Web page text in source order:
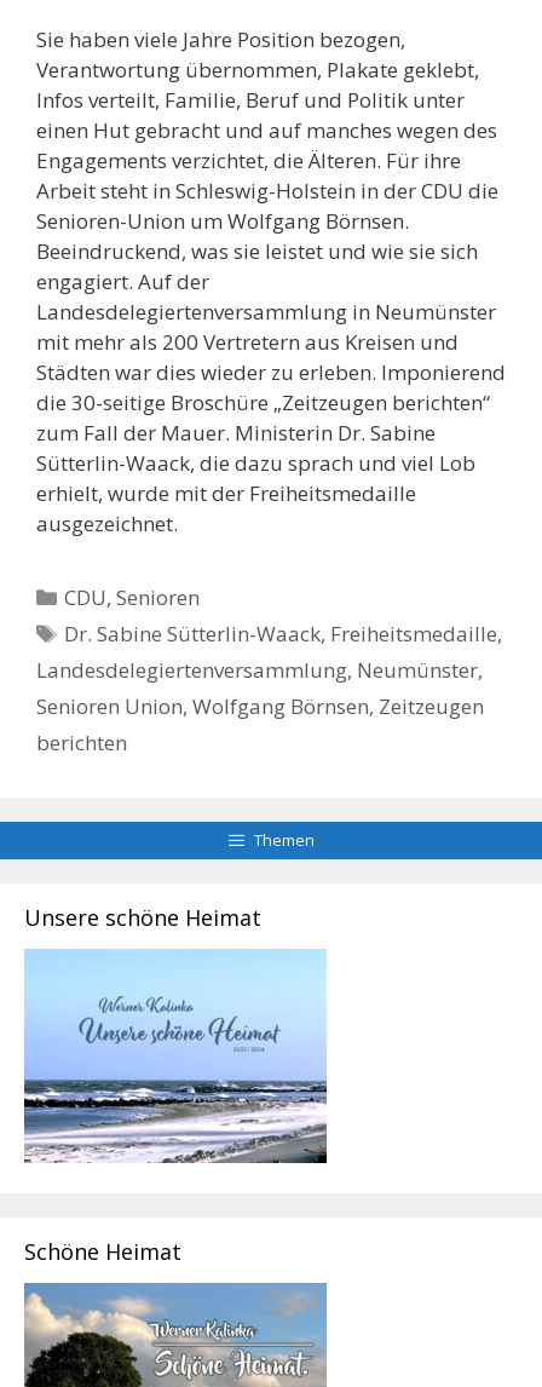
Sie haben viele Jahre Position bezogen,
Verantwortung übernommen, Plakate geklebt,
Infos verteilt, Familie, Beruf und Politik unter
einen Hut gebracht und auf manches wegen des
Engagements verzichtet, die Älteren. Für ihre
Arbeit steht in Schleswig-Holstein in der CDU die
Senioren-Union um Wolfgang Börnsen.
Beeindruckend, was sie leistet und wie sie sich
engagiert. Auf der
Landesdelegiertenversammlung in Neumünster
mit mehr als 200 Vertretern aus Kreisen und
Städten war dies wieder zu erleben. Imponierend
die 30-seitige Broschüre „Zeitzeugen berichten“
zum Fall der Mauer. Ministerin Dr. Sabine
Sütterlin-Waack, die dazu sprach und viel Lob
erhielt, wurde mit der Freiheitsmedaille
ausgezeichnet.
Kategorien
CDU,Senioren
Schlagwörter
Dr. Sabine Sütterlin-Waack, Freiheitsmedaille,
Landesdelegiertenversammlung, Neumünster,
Senioren Union, Wolfgang Börnsen, Zeitzeugen
berichten
Themen
Unsere schöne Heimat
Schöne Heimat